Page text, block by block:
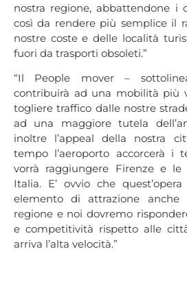
nostra regione, abbattendone i
così da rendere più semplice il
nostre coste e delle località
fuori da trasporti obsoleti.”
“Il People mover –
contribuirà ad una mobilità più
togliere traffico dalle nostre
ad una maggiore tutela
inoltre l’appeal della nostra
tempo l’aeroporto accorcerà i
vorrà raggiungere Firenze e
Italia. E’ ovvio che
elemento di attrazione anche
regione e noi dovremo
e competitività rispetto alle
arriva l’alta velocità.”